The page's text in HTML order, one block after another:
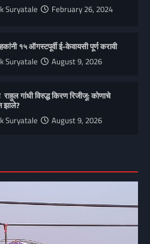
Suryatale February 26, 2024
१५ ऑगस्टपूर्वी ई-केवायसी पूर्ण करावी
Suryatale August 9, 2026
गांधी विरुद्ध किरण रिजीजू: कोणाचे
झाले?
Suryatale August 9, 2026